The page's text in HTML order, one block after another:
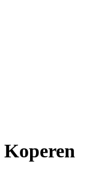
Koperen